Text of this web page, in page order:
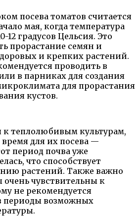
посева томатов считается
мая, когда температура
12 градусов Цельсия. Это
прорастание семян и
и крепких растений.
проводить в
в парниках для создания
для прорастания
кустов.
к теплолюбивым культурам,
для их посева —
период почва уже
что способствует
растений. Также важно
очень чувствительны к
не рекомендуется
периоды возможных